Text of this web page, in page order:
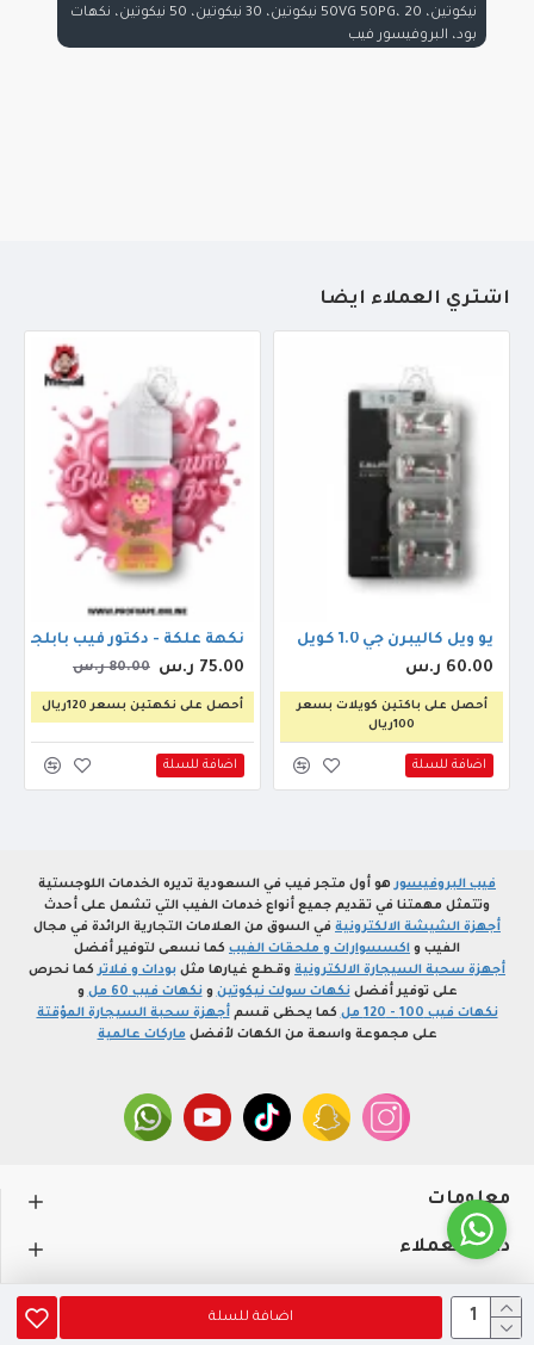
اضافة للسلة
نيكوتين، 50VG 50PG، 20 نيكوتين، 30 نيكوتين، 50 نيكوتين، نكهات
بود، البروفيسور فيب
أشتري العملاء أيضاً
يو ويل كاليبرن جي 1.0 كويل
60.00 ر.س
أحصل على باكتين كويلات بسعر
100ريال
اضافة للسلة
نكهة علكة - دكتور فيب بابلجم كينج
75.00 ر.س 80.00 ر.س
أحصل على نكهتين بسعر 120ريال
اضافة للسلة
فيب البروفيسورهو أول متجر فيب في السعودية تديره الخدمات اللوجستية
وتتمثل مهمتنا في تقديم جميع أنواع خدمات الفيب التي تشمل على أحدث
أجهزة الشيشة الالكترونية في السوق من العلامات التجارية الرائدة في مجال
الفيب و اكسسوارات و ملحقات الفيب كما نسعى لتوفير أفضل
أجهزة سحبة السيجارة الالكترونية وقطع غيارها مثل بودات و فلاتركما نحرص
على توفير أفضلنكهات سولت نيكوتين ونكهات فيب 60 مل
و
نكهات فيب 100 - 120 مل
كما يحظى قسمأجهزة سحبة السيجارة المؤقتة
على مجموعة واسعة من الكهات لأفضل ماركات عالمية
معلومات
دعم العملاء
حســـابي